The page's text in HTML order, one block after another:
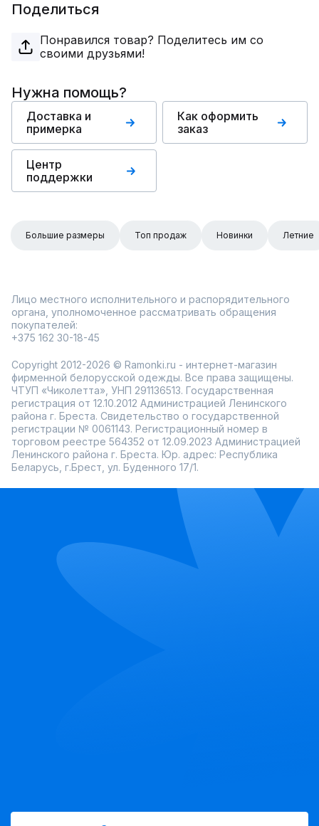
Поделиться
Понравился товар? Поделитесь им со
своими друзьями!
Нужна помощь?
Доставка и
примерка
Как оформить
заказ
Центр
поддержки
Большие размеры Топ продаж Новинки Летние
Лицо местного исполнительного и распорядительного
органа, уполномоченное рассматривать обращения
покупателей:
+375 162 30-18-45
Copyright 2012-2026 © Ramonki.ru - интернет-магазин
фирменной белорусской одежды. Все права защищены.
ЧТУП «Чиколетта», УНП 291136513. Государственная
регистрация от 12.10.2012 Администрацией Ленинского
района г. Бреста. Свидетельство о государственной
регистрации № 0061143. Регистрационный номер в
торговом реестре 564352 от 12.09.2023 Администрацией
Ленинского района г. Бреста. Юр. адрес: Республика
Беларусь, г.Брест, ул. Буденного 17/1.